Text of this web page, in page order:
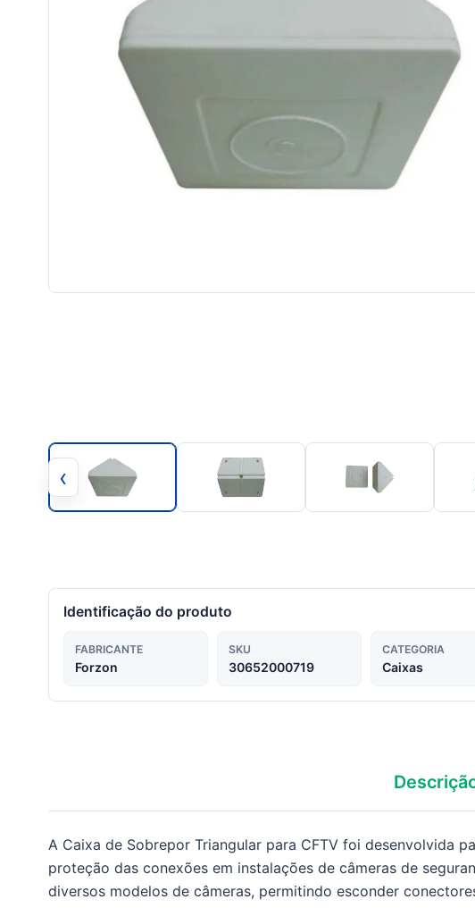
‹
Identificação do produto
FABRICANTE
Forzon
SKU
30652000719
CATEGORIA
Caixas
A Caixa de Sobrepor Triangular para CFTV foi desenvolvida
proteção das conexões em instalações de câmeras de
diversos modelos de câmeras, permitindo esconder